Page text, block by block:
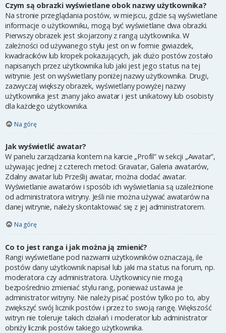
Czym są obrazki wyświetlane obok nazwy użytkownika?
Na stronie przeglądania postów, w miejscu, gdzie są wyświetlane
informacje o użytkowniku, mogą być wyświetlane dwa obrazki.
Pierwszy obrazek jest skojarzony z rangą użytkownika. W
zależności od używanego stylu jest on w formie gwiazdek,
kwadracików lub kropek pokazujących, jak dużo postów zostało
napisanych przez użytkownika lub jaki jest jego status na tej
witrynie. Jest on wyświetlany poniżej nazwy użytkownika. Drugi,
zazwyczaj większy obrazek, wyświetlany powyżej nazwy
użytkownika jest znany jako awatar i jest unikatowy lub osobisty
dla każdego użytkownika.
Na górę
Jak wyświetlić awatar?
W panelu zarządzania kontem na karcie „Profil” w sekcji „Awatar”,
używając jednej z czterech metod: Gravatar, Galeria awatarów,
Zdalny awatar lub Prześlij awatar, można dodać awatar.
Wyświetlanie awatarów i sposób ich wyświetlania są uzależnione
od administratora witryny. Jeśli nie można używać awatarów na
danej witrynie, należy skontaktować się z jej administratorem.
Na górę
Co to jest ranga i jak można ją zmienić?
Rangi wyświetlane pod nazwami użytkowników oznaczają, ile
postów dany użytkownik napisał lub jaki ma status na forum, np.
moderatora czy administratora. Użytkownicy nie mogą
bezpośrednio zmieniać stylu rang, ponieważ ustawia je
administrator witryny. Nie należy pisać postów tylko po to, aby
zwiększyć swój licznik postów i przez to swoją rangę. Większość
witryn nie toleruje takich działań i moderator lub administrator
obniży licznik postów takiego użytkownika.